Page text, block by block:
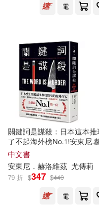
（美）埃瑞克·維內
（荷）馬克斯·維爾
(美)盧卡(13)
Insight Editions(13)
サイトウアユム(13)
江西美術出版社(81)
黃山書社(81)
東方出版中心(79)
環球-DECCA(79)
陝西師範大學出版
イーディス(78)
電
關鍵詞是謀殺：日本這本推
了不起海外榜No.1!安東尼.
維茲繼《喜鵲謀殺案》最新代
表作
中文書
安東尼．赫洛維茲 尤傳莉
79 折 $347 $440
電